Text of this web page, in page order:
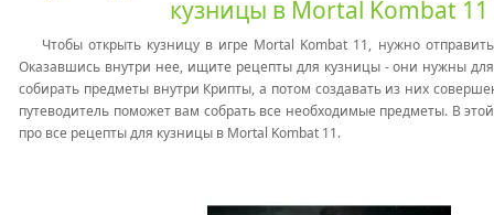
кузницы в Mortal Kombat 11
Чтобы открыть кузницу в игре Mortal Kombat 11, нужно
Оказавшись внутри нее, ищите рецепты для кузницы - они нужны
собирать предметы внутри Крипты, а потом создавать из них
путеводитель поможет вам собрать все необходимые предметы. В
про все рецепты для кузницы в Mortal Kombat 11.